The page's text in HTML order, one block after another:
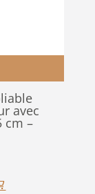
avec
cm –